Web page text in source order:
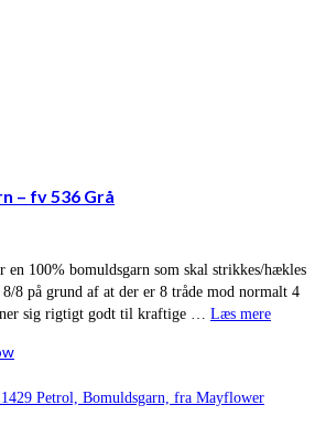
– fv 536 Grå
en 100% bomuldsgarn som skal strikkes/hækles
8 på grund af at der er 8 tråde mod normalt 4
sig rigtigt godt til kraftige … Læs mere